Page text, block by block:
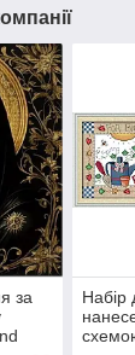
за
Набір